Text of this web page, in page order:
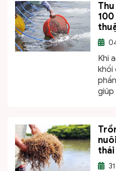
Khi
khối
giúp
thái
31